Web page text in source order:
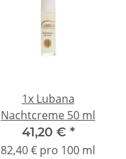
1x Lubana
Nachtcreme 50 ml
41,20 € *
82,40 € pro 100 ml